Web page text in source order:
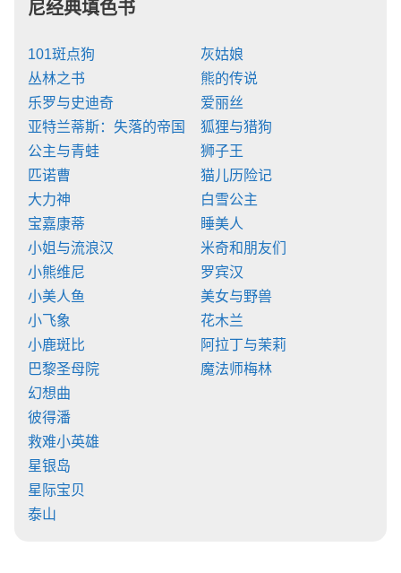
尼经典填色书
101斑点狗
丛林之书
乐罗与史迪奇
亚特兰蒂斯：失落的帝国
公主与青蛙
匹诺曹
大力神
宝嘉康蒂
小姐与流浪汉
小熊维尼
小美人鱼
小飞象
小鹿斑比
巴黎圣母院
幻想曲
彼得潘
救难小英雄
星银岛
星际宝贝
泰山
灰姑娘
熊的传说
爱丽丝
狐狸与猎狗
狮子王
猫儿历险记
白雪公主
睡美人
米奇和朋友们
罗宾汉
美女与野兽
花木兰
阿拉丁与茉莉
魔法师梅林